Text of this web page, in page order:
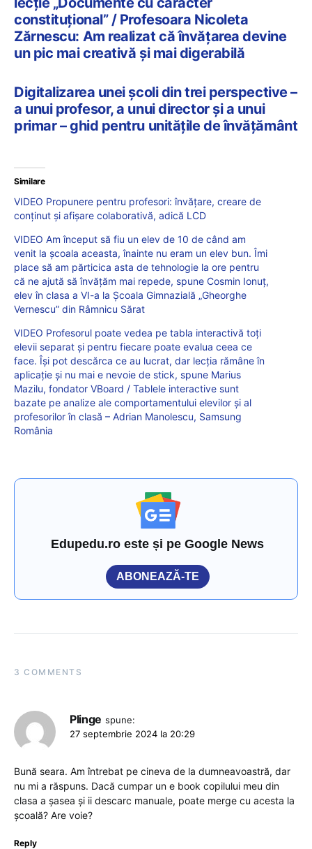
constituțional” / Profesoara Nicoleta
Zărnescu: Am realizat că învățarea devine
un pic mai creativă și mai digerabilă
Digitalizarea unei școli din trei perspective –
a unui profesor, a unui director și a unui
primar – ghid pentru unitățile de învățământ
Similare
VIDEO Propunere pentru profesori: învățare, creare de
conținut și afișare colaborativă, adică LCD
VIDEO Am început să fiu un elev de 10 de când am
venit la școala aceasta, înainte nu eram un elev bun. Îmi
place să am părticica asta de tehnologie la ore pentru
că ne ajută să învățăm mai repede, spune Cosmin Ionuț,
elev în clasa a VI-a la Școala Gimnazială „Gheorghe
Vernescu” din Râmnicu Sărat
VIDEO Profesorul poate vedea pe tabla interactivă toți
elevii separat și pentru fiecare poate evalua ceea ce
face. Își pot descărca ce au lucrat, dar lecția rămâne în
aplicație și nu mai e nevoie de stick, spune Marius
Mazilu, fondator VBoard / Tablele interactive sunt
bazate pe analize ale comportamentului elevilor și al
profesorilor în clasă – Adrian Manolescu, Samsung
România
Edupedu.ro este și pe Google News
ABONEAZĂ-TE
3 COMMENTS
Plinge spune:
27 septembrie 2024 la 20:29
Bună seara. Am întrebat pe cineva de la dumneavoastră, dar
nu mi a răspuns. Dacă cumpar un e book copilului meu din
clasa a șasea și ii descarc manuale, poate merge cu acesta la
școală? Are voie?
Reply